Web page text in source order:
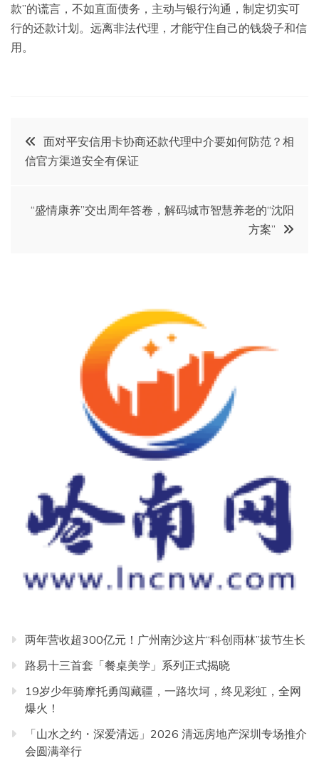
款”的谎言，不如直面债务，主动与银行沟通，制定切实可
行的还款计划。远离非法代理，才能守住自己的钱袋子和信
用。
文
章
导
面对平安信用卡协商还款代理中介要如何防范？相
信官方渠道安全有保证
“盛情康养”交出周年答卷，解码城市智慧养老的“沈阳
方案”
两年营收超300亿元！广州南沙这片“科创雨林”拔节生长
路易十三首套「餐桌美学」系列正式揭晓
19岁少年骑摩托勇闯藏疆，一路坎坷，终见彩虹，全网
爆火！
「山水之约・深爱清远」2026 清远房地产深圳专场推介
会圆满举行